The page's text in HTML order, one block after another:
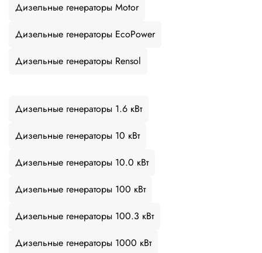
Дизельные генераторы Motor
Дизельные генераторы EcoPower
Дизельные генераторы Rensol
Дизельные генераторы 1.6 кВт
Дизельные генераторы 10 кВт
Дизельные генераторы 10.0 кВт
Дизельные генераторы 100 кВт
Дизельные генераторы 100.3 кВт
Дизельные генераторы 1000 кВт